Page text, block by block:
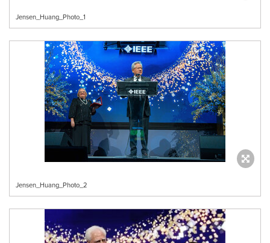
Jensen_Huang_Photo_1
Jensen_Huang_Photo_2